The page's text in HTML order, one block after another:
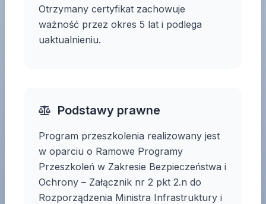
Otrzymany certyfikat zachowuje
ważność przez okres 5 lat i podlega
uaktualnieniu.
Podstawy prawne
Program przeszkolenia realizowany jest
w oparciu o Ramowe Programy
Przeszkoleń w Zakresie Bezpieczeństwa i
Ochrony – Załącznik nr 2 pkt 2.n do
Rozporządzenia Ministra Infrastruktury i